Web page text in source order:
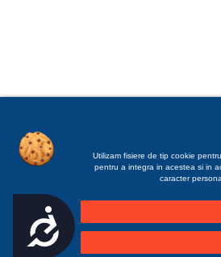
Accesibilitate
Utilizam fisiere de tip cookie
pentru a integra in acestea si in
caracter